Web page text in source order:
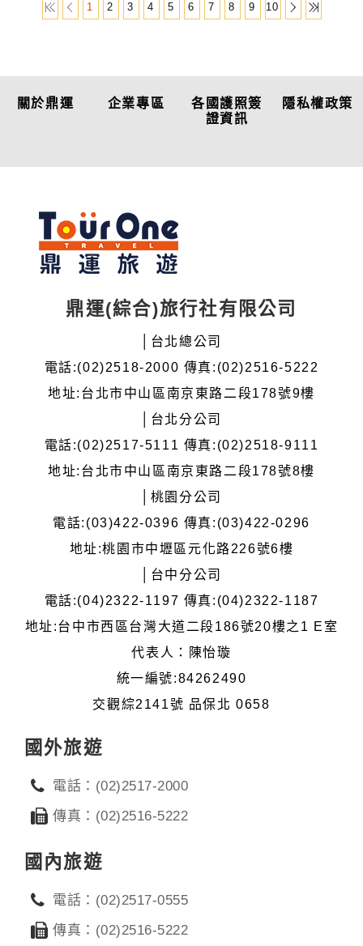
1 2 3 4 5 6 7 8 9 10
關於鼎運 企業專區
各國護照簽
證資訊
隱私權政策
鼎運(綜合)旅行社有限公司
│台北總公司
電話:(02)2518-2000 傳真:(02)2516-5222
地址:台北市中山區南京東路二段178號9樓
│台北分公司
電話:(02)2517-5111 傳真:(02)2518-9111
地址:台北市中山區南京東路二段178號8樓
│桃園分公司
電話:(03)422-0396 傳真:(03)422-0296
地址:桃園市中壢區元化路226號6樓
│台中分公司
電話:(04)2322-1197 傳真:(04)2322-1187
地址:台中市西區台灣大道二段186號20樓之1 E室
代表人：陳怡璇
統一編號:84262490
交觀綜2141號 品保北 0658
國外旅遊
電話：(02)2517-2000
傳真：(02)2516-5222
國內旅遊
電話：(02)2517-0555
傳真：(02)2516-5222